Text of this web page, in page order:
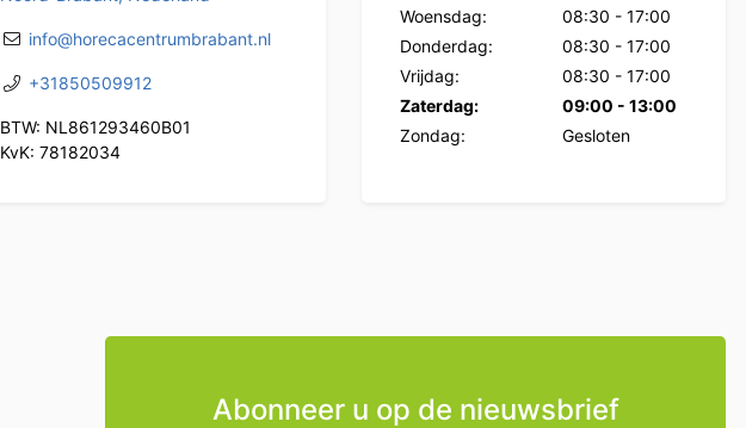
info@horecacentrumbrabant.nl
+31850509912
BTW: NL861293460B01
KvK: 78182034
Woensdag:
08:30 - 17:00
Donderdag:
08:30 - 17:00
Vrijdag:
08:30 - 17:00
Zaterdag:
09:00 - 13:00
Zondag:
Gesloten
Abonneer u op de nieuwsbrief